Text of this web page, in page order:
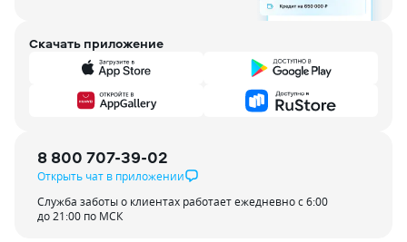
Скачать приложение
8 800 707-39-02
Открыть чат в приложении
Служба заботы о клиентах работает ежедневно с 6:00
до 21:00 по МСК